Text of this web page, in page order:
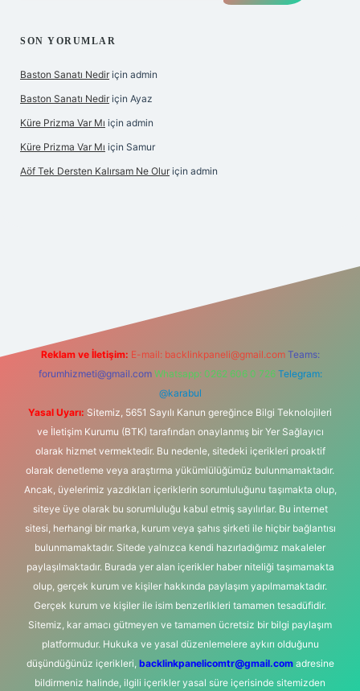
SON YORUMLAR
Baston Sanatı Nedir için admin
Baston Sanatı Nedir için Ayaz
Küre Prizma Var Mı için admin
Küre Prizma Var Mı için Samur
Aöf Tek Dersten Kalırsam Ne Olur için admin
Reklam ve İletişim: E-mail: backlinkpaneli@gmail.com Teams:
forumhizmeti@gmail.com Whatsapp: 0262 606 0 726 Telegram:
@karabul
Yasal Uyarı: Sitemiz, 5651 Sayılı Kanun gereğince Bilgi Teknolojileri
ve İletişim Kurumu (BTK) tarafından onaylanmış bir Yer Sağlayıcı
olarak hizmet vermektedir. Bu nedenle, sitedeki içerikleri proaktif
olarak denetleme veya araştırma yükümlülüğümüz bulunmamaktadır.
Ancak, üyelerimiz yazdıkları içeriklerin sorumluluğunu taşımakta olup,
siteye üye olarak bu sorumluluğu kabul etmiş sayılırlar. Bu internet
sitesi, herhangi bir marka, kurum veya şahıs şirketi ile hiçbir bağlantısı
bulunmamaktadır. Sitede yalnızca kendi hazırladığımız makaleler
paylaşılmaktadır. Burada yer alan içerikler haber niteliği taşımamakta
olup, gerçek kurum ve kişiler hakkında paylaşım yapılmamaktadır.
Gerçek kurum ve kişiler ile isim benzerlikleri tamamen tesadüfidir.
Sitemiz, kar amacı gütmeyen ve tamamen ücretsiz bir bilgi paylaşım
platformudur. Hukuka ve yasal düzenlemelere aykırı olduğunu
düşündüğünüz içerikleri, backlinkpanelicomtr@gmail.comadresine
bildirmeniz halinde, ilgili içerikler yasal süre içerisinde sitemizden